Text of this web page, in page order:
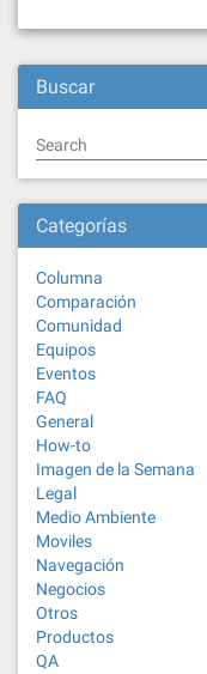
Buscar
Search
Categorías
Columna
Comparación
Comunidad
Equipos
Eventos
FAQ
General
How-to
Imagen de la Semana
Legal
Medio Ambiente
Moviles
Navegación
Negocios
Otros
Productos
QA